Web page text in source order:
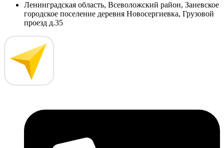
Ленинградская область, Всеволожский район, Заневское
городское поселение деревня Новосергиевка, Грузовой
проезд д.35